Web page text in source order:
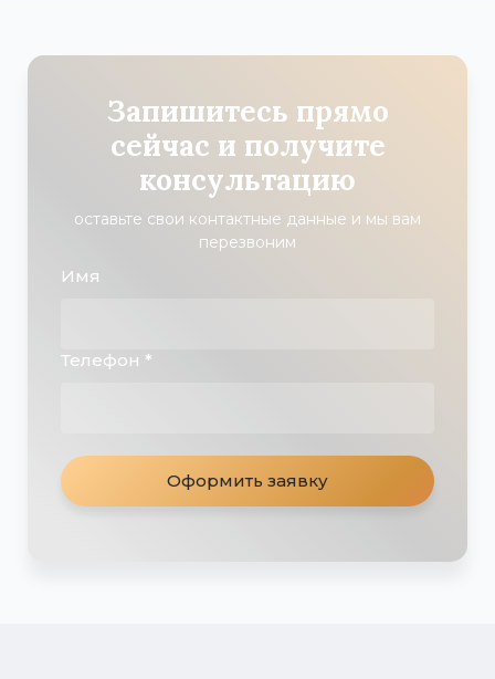
Запишитесь прямо
сейчас и получите
консультацию
оставьте свои контактные данные и мы вам
перезвоним
Имя
Телефон *
Оформить заявку